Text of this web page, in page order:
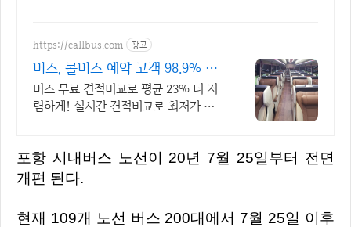
https://callbus.com 광고
버스, 콜버스 예약 고객 98.9% 만
족!
버스 무료 견적비교로 평균 23% 더 저
렴하게! 실시간 견적비교로 최저가 예
포항 시내버스 노선이 20년 7월 25일부터 전면
개편 된다.
현재 109개 노선 버스 200대에서 7월 25일 이후